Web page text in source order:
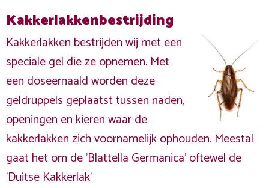
Kakkerlakkenbestrijding
Kakkerlakken bestrijden wij met een
speciale gel die ze opnemen. Met
een doseernaald worden deze
geldruppels geplaatst tussen naden,
openingen en kieren waar de
kakkerlakken zich voornamelijk ophouden. Meestal
gaat het om de 'Blattella Germanica' oftewel de
'Duitse Kakkerlak'